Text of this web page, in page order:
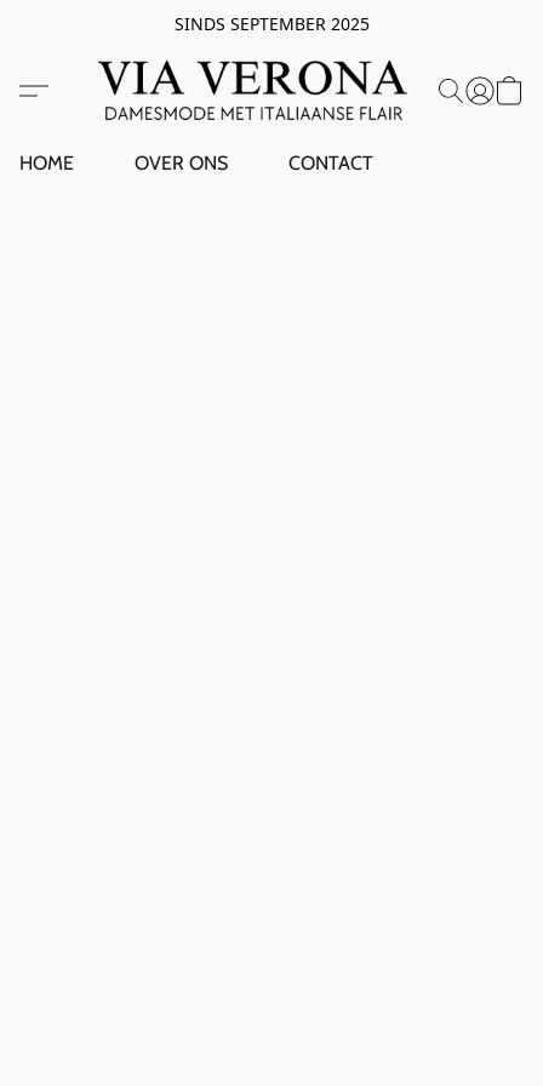
SINDS SEPTEMBER 2025
HOME OVER ONS CONTACT